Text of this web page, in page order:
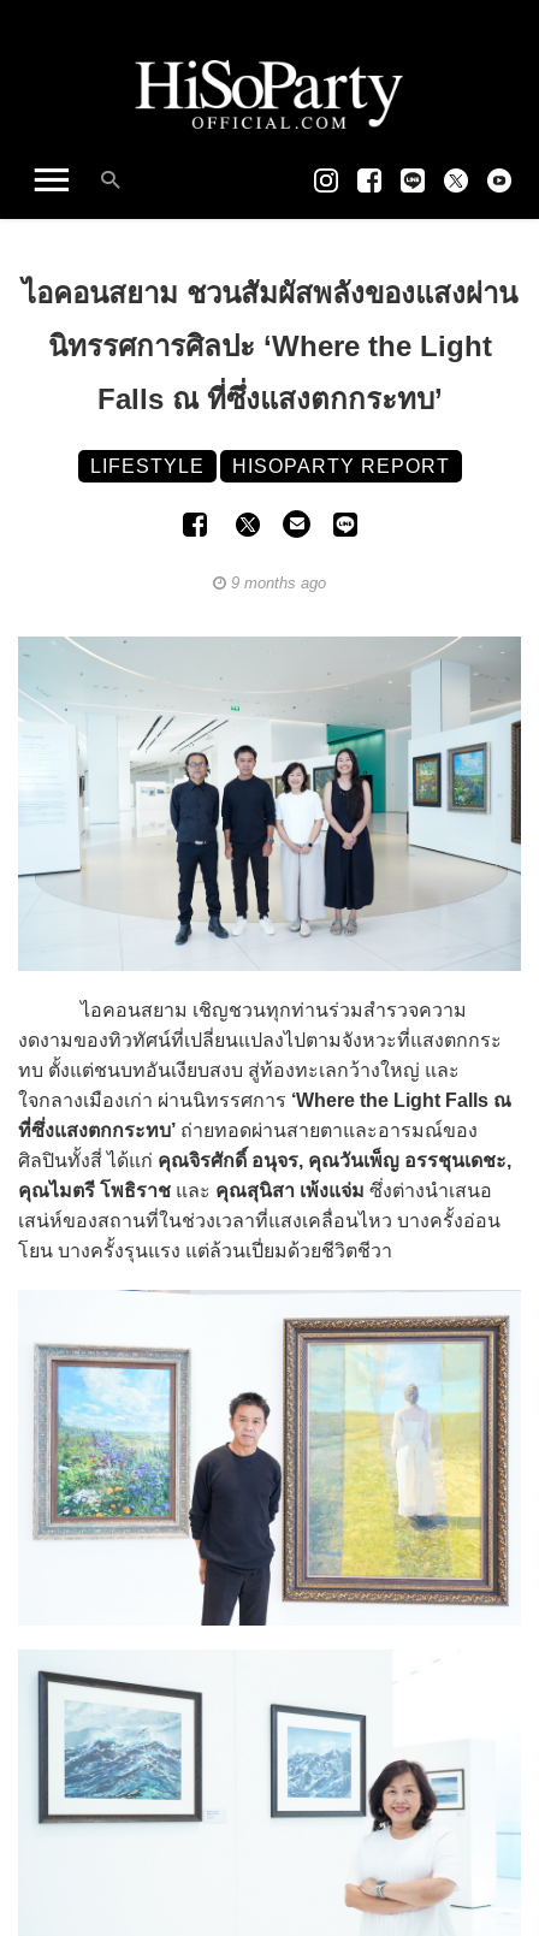
ไอคอนสยาม ชวนสัมผัสพลังของแสงผ่าน
นิทรรศการศิลปะ ‘Where the Light
Falls ณ ที่ซึ่งแสงตกกระทบ’
LIFESTYLE HISOPARTY REPORT
9 months ago
ไอคอนสยาม เชิญชวนทุกท่านร่วมสำรวจความ
งดงามของทิวทัศน์ที่เปลี่ยนแปลงไปตามจังหวะที่แสงตกกระ
ทบ ตั้งแต่ชนบทอันเงียบสงบ สู่ท้องทะเลกว้างใหญ่ และ
ใจกลางเมืองเก่า ผ่านนิทรรศการ ‘Where the Light Falls ณ
ที่ซึ่งแสงตกกระทบ’ ถ่ายทอดผ่านสายตาและอารมณ์ของ
ศิลปินทั้งสี่ ได้แก่ คุณจิรศักดิ์ อนุจร, คุณวันเพ็ญ อรรชุนเดชะ,
คุณไมตรี โพธิราช และ คุณสุนิสา เพ้งแจ่ม ซึ่งต่างนำเสนอ
เสน่ห์ของสถานที่ในช่วงเวลาที่แสงเคลื่อนไหว บางครั้งอ่อน
โยน บางครั้งรุนแรง แต่ล้วนเปี่ยมด้วยชีวิตชีวา